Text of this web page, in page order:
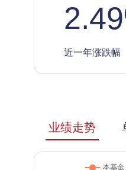
2.49
近一年涨跌幅
业绩走势